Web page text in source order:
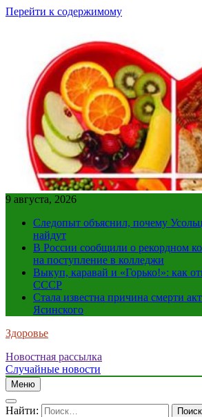
Перейти к содержимому
9 августа, 2026
Следопыт объяснил, почему
найдут
В России сообщили о рекордном
на поступление в колледжи
Выкуп, каравай и «Горько!»: как
СССР
Стала известна причина смерти
Ясинского
Здоровье
Новостная рассылка
Случайные новости
Меню
Найти: